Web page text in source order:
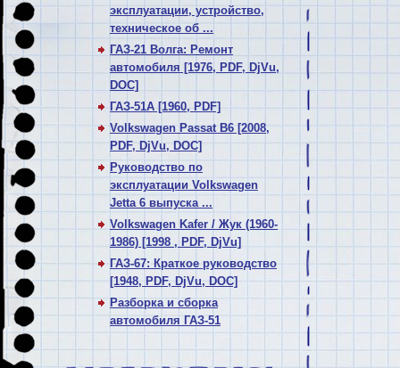
эксплуатации, устройство,
техническое об ...
ГАЗ-21 Волга: Ремонт
автомобиля [1976, PDF, DjVu,
DOC]
ГАЗ-51А [1960, PDF]
Volkswagen Passat В6 [2008,
PDF, DjVu, DOC]
Руководство по
эксплуатации Volkswagen
Jetta 6 выпуска ...
Volkswagen Kafer / Жук (1960-
1986) [1998 , PDF, DjVu]
ГАЗ-67: Краткое руководство
[1948, PDF, DjVu, DOC]
Разборка и сборка
автомобиля ГАЗ-51